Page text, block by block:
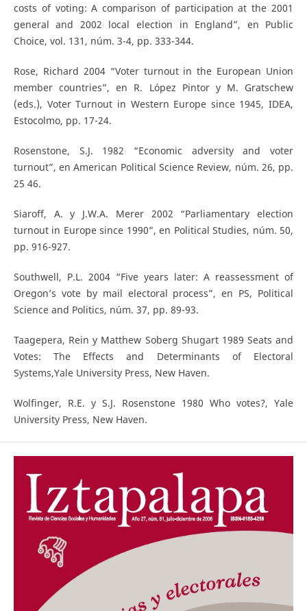
costs of voting: A comparison of participation at the 2001
general and 2002 local election in England”, en Public
Choice, vol. 131, núm. 3-4, pp. 333-344.
Rose, Richard 2004 “Voter turnout in the European Union
member countries”, en R. López Pintor y M. Gratschew
(eds.), Voter Turnout in Western Europe since 1945, IDEA,
Estocolmo, pp. 17-24.
Rosenstone, S.J. 1982 “Economic adversity and voter
turnout”, en American Political Science Review, núm. 26, pp.
25 46.
Siaroff, A. y J.W.A. Merer 2002 “Parliamentary election
turnout in Europe since 1990”, en Political Studies, núm. 50,
pp. 916-927.
Southwell, P.L. 2004 “Five years later: A reassessment of
Oregon’s vote by mail electoral process”, en PS, Political
Science and Politics, núm. 37, pp. 89-93.
Taagepera, Rein y Matthew Soberg Shugart 1989 Seats and
Votes: The Effects and Determinants of Electoral
Systems,Yale University Press, New Haven.
Wolfinger, R.E. y S.J. Rosenstone 1980 Who votes?, Yale
University Press, New Haven.